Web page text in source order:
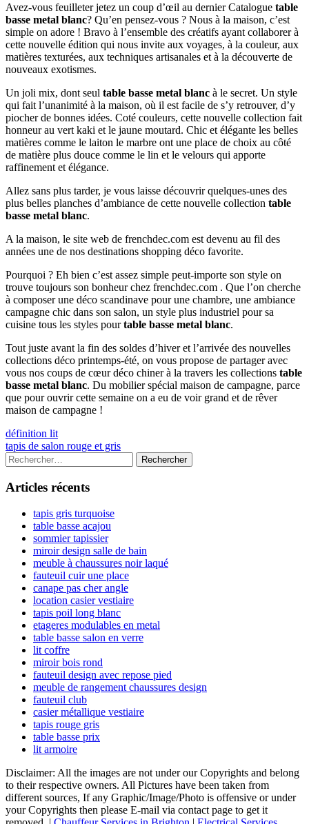
Avez-vous feuilleter jetez un coup d’œil au dernier Catalogue table
basse metal blanc? Qu’en pensez-vous ? Nous à la maison, c’est
simple on adore ! Bravo à l’ensemble des créatifs ayant collaborer à
cette nouvelle édition qui nous invite aux voyages, à la couleur, aux
matières texturées, aux techniques artisanales et à la découverte de
nouveaux exotismes.
Un joli mix, dont seul table basse metal blanc à le secret. Un style
qui fait l’unanimité à la maison, où il est facile de s’y retrouver, d’y
piocher de bonnes idées. Coté couleurs, cette nouvelle collection fait
honneur au vert kaki et le jaune moutard. Chic et élégante les belles
matières comme le laiton le marbre ont une place de choix au côté
de matière plus douce comme le lin et le velours qui apporte
raffinement et élégance.
Allez sans plus tarder, je vous laisse découvrir quelques-unes des
plus belles planches d’ambiance de cette nouvelle collection table
basse metal blanc.
A la maison, le site web de frenchdec.com est devenu au fil des
années une de nos destinations shopping déco favorite.
Pourquoi ? Eh bien c’est assez simple peut-importe son style on
trouve toujours son bonheur chez frenchdec.com . Que l’on cherche
à composer une déco scandinave pour une chambre, une ambiance
campagne chic dans son salon, un style plus industriel pour sa
cuisine tous les styles pourtable basse metal blanc.
Tout juste avant la fin des soldes d’hiver et l’arrivée des nouvelles
collections déco printemps-été, on vous propose de partager avec
vous nos coups de cœur déco chiner à la travers les collections table
basse metal blanc. Du mobilier spécial maison de campagne, parce
que pour ouvrir cette semaine on a eu de voir grand et de rêver
maison de campagne !
Navigation
de
l’article
Previous
article:
définition lit
Next
article:
tapis de salon rouge et gris
Colonne
latérale
principale
Rechercher :
Articles récents
tapis gris turquoise
table basse acajou
sommier tapissier
miroir design salle de bain
meuble à chaussures noir laqué
fauteuil cuir une place
canape pas cher angle
location casier vestiaire
tapis poil long blanc
etageres modulables en metal
table basse salon en verre
lit coffre
miroir bois rond
fauteuil design avec repose pied
meuble de rangement chaussures design
fauteuil club
casier métallique vestiaire
tapis rouge gris
table basse prix
lit armoire
Disclaimer: All the images are not under our Copyrights and belong
to their respective owners. All Pictures have been taken from
different sources, If any Graphic/Image/Photo is offensive or under
your Copyrights then please E-mail via contact page to get it